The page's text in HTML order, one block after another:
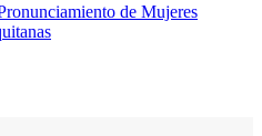
de Mujeres